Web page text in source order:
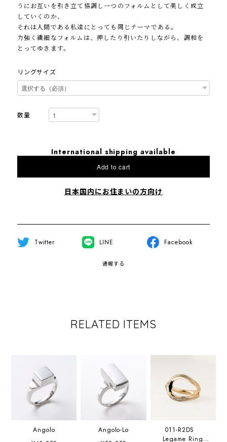
うにお互いを引き立て協調し一つのフォルムとして美しく成立
していくのか、
それは人間である私達にとっても同じテーマである。
力強く繊細なフォルムは、押したり引いたりしながら、調和を
とってゆきます。
リングサイズ
数量
International shipping available
Add to cart
日本国内にお住まいの方向け
Twitter LINE Facebook
通報する
RELATED ITEMS
Angolo
Angolo-Lo
011-R2DS
Legame Ring